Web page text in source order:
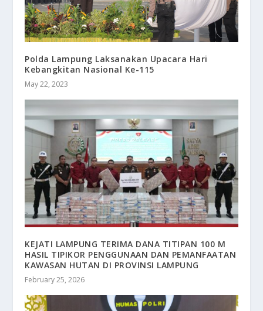
Polda Lampung Laksanakan Upacara Hari
Kebangkitan Nasional Ke-115
May 22, 2023
KEJATI LAMPUNG TERIMA DANA TITIPAN 100 M
HASIL TIPIKOR PENGGUNAAN DAN PEMANFAATAN
KAWASAN HUTAN DI PROVINSI LAMPUNG
February 25, 2026